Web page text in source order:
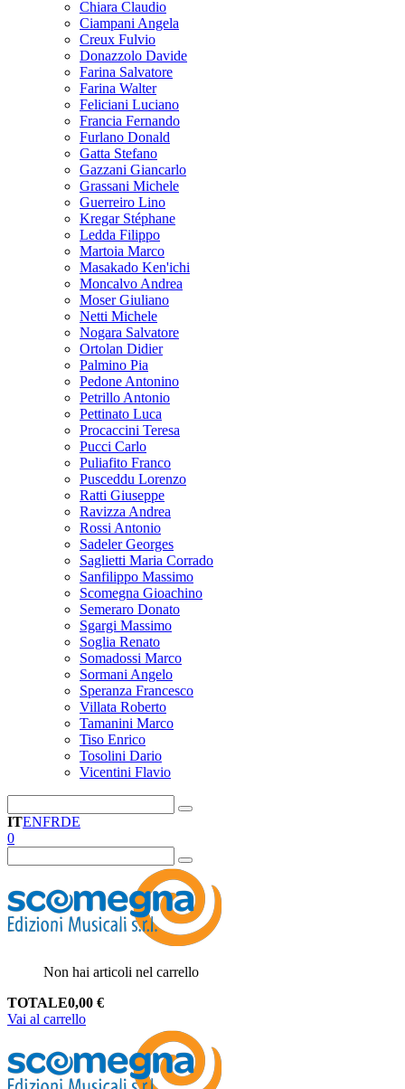
Chiara Claudio
Ciampani Angela
Creux Fulvio
Donazzolo Davide
Farina Salvatore
Farina Walter
Feliciani Luciano
Francia Fernando
Furlano Donald
Gatta Stefano
Gazzani Giancarlo
Grassani Michele
Guerreiro Lino
Kregar Stéphane
Ledda Filippo
Martoia Marco
Masakado Ken'ichi
Moncalvo Andrea
Moser Giuliano
Netti Michele
Nogara Salvatore
Ortolan Didier
Palmino Pia
Pedone Antonino
Petrillo Antonio
Pettinato Luca
Procaccini Teresa
Pucci Carlo
Puliafito Franco
Pusceddu Lorenzo
Ratti Giuseppe
Ravizza Andrea
Rossi Antonio
Sadeler Georges
Saglietti Maria Corrado
Sanfilippo Massimo
Scomegna Gioachino
Semeraro Donato
Sgargi Massimo
Soglia Renato
Somadossi Marco
Sormani Angelo
Speranza Francesco
Villata Roberto
Tamanini Marco
Tiso Enrico
Tosolini Dario
Vicentini Flavio
ITENFRDE
0
Non hai articoli nel carrello
TOTALE0,00 €
Vai al carrello